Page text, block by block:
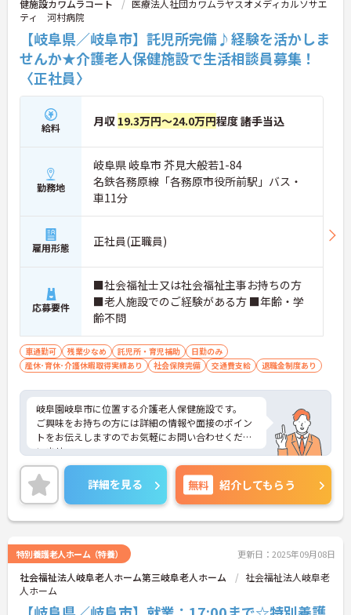
健施設カワムラコート
医療法人社団カワムラヤスオメディカルソサエ
ティ 河村病院
【岐阜県／岐阜市】託児所完備♪経験を活かしま
せんか★介護老人保健施設で生活相談員募集！
〈正社員〉
給料 月収 19.3万円～24.0万円程度 諸手当込
勤務地
岐阜県 岐阜市 芥見大般若1-84
名鉄各務原線「各務原市役所前駅」バス・
車11分
雇用形態 正社員(正職員)
応募要件
■社会福祉士又は社会福祉主事お持ちの方
■老人施設でのご経験がある方 ■年齢・学
齢不問
車通勤可 残業少なめ 託児所・育児補助
日勤のみ
産休･育休･介護休暇取得実績あり
社会保険完備 交通費支給 退職金制度あり
岐阜園岐阜市に位置する介護老人保健施設です。
ご興味をお持ちの方には詳細の情報や面接のポイン
トをお伝えしますのでお気軽にお問い合わせくださ
いませ。
詳細を見る 無料 紹介してもらう
特別養護老人ホーム（特養） 更新日：2025年09月08日
社会福祉法人岐阜老人ホーム第三岐阜老人ホーム
社会福祉法人岐阜老
人ホーム